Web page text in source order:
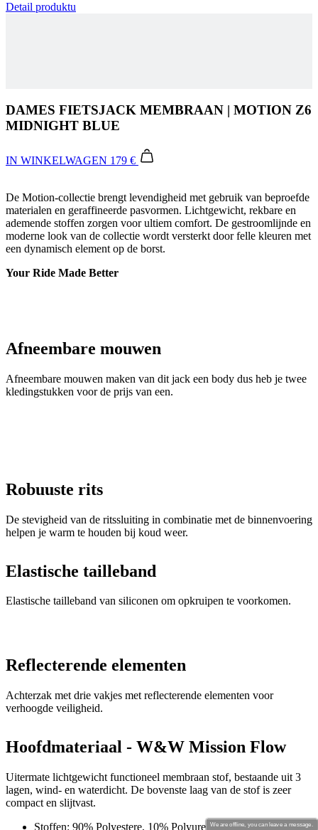
Detail produktu
DAMES FIETSJACK MEMBRAAN | MOTION Z6
MIDNIGHT BLUE
IN WINKELWAGEN 179 €
De Motion-collectie brengt levendigheid met gebruik van beproefde
materialen en geraffineerde pasvormen. Lichtgewicht, rekbare en
ademende stoffen zorgen voor ultiem comfort. De gestroomlijnde en
moderne look van de collectie wordt versterkt door felle kleuren met
een dynamisch element op de borst.
Your Ride Made Better
Afneembare mouwen
Afneembare mouwen maken van dit jack een body dus heb je twee
kledingstukken voor de prijs van een.
Robuuste rits
De stevigheid van de ritssluiting in combinatie met de binnenvoering
helpen je warm te houden bij koud weer.
Elastische tailleband
Elastische tailleband van siliconen om opkruipen te voorkomen.
Reflecterende elementen
Achterzak met drie vakjes met reflecterende elementen voor
verhoogde veiligheid.
Hoofdmateriaal - W&W Mission Flow
Uitermate lichtgewicht functioneel membraan stof, bestaande uit 3
lagen, wind- en waterdicht. De bovenste laag van de stof is zeer
compact en slijtvast.
Stoffen: 90% Polyestere, 10% PolyurethaneWe are offline, you can leave a message.